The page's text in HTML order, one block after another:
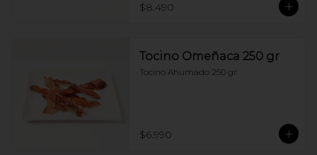
$8.490
Tocino Omeñaca 250 gr
Tocino Ahumado 250 gr
$6.990